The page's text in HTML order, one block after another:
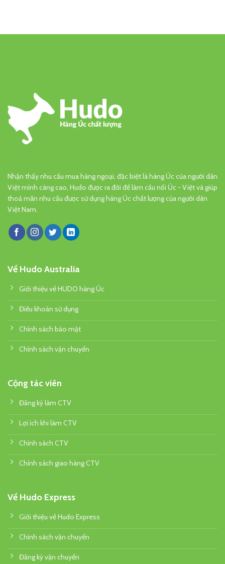
Nhận thấy nhu cầu mua hàng ngoại, đặc biệt là hàng Úc của người dân
Việt mình càng cao, Hudo được ra đời để làm cầu nối Úc - Việt và giúp
thoả mãn nhu cầu được sử dụng hàng Úc chất lượng của người dân
Việt Nam.
Về Hudo Australia
Giới thiệu về HUDO hàng Úc
Điều khoản sử dụng
Chính sách bảo mật
Chính sách vận chuyển
Cộng tác viên
Đăng ký làm CTV
Lợi ích khi làm CTV
Chính sách CTV
Chính sách giao hàng CTV
Về Hudo Express
Giới thiệu về Hudo Express
Chính sách vận chuyển
Đăng ký vận chuyển